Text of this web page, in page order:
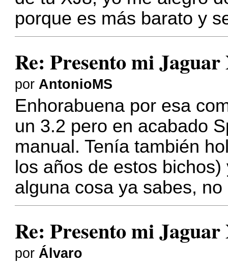
porque es más barato y
Re: Presento mi Jaguar
por AntonioMS
Enhorabuena por esa
un 3.2 pero en acabado
manual. Tenía también
los años de estos
alguna cosa ya sabes,
Re: Presento mi Jaguar
por Álvaro